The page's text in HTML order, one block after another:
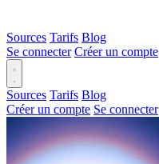
Sources Tarifs Blog
Se connecter Créer un compte
Sources Tarifs Blog
Créer un compte Se connecter